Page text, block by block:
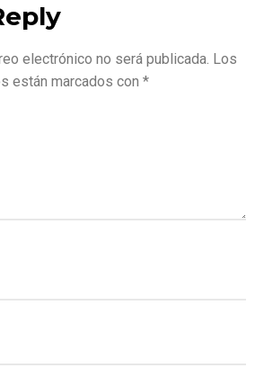
electrónico no será publicada. Los
están marcados con *